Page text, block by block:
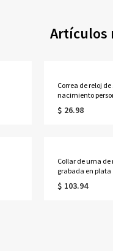
Artículos
Correa de reloj
nacimiento
Watch
$ 26.98
Collar de urna
grabada en plata
$ 103.94